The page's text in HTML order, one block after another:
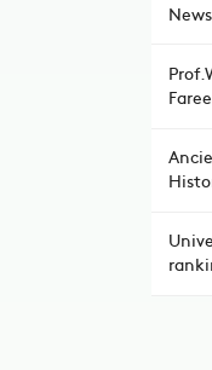
News
Faree